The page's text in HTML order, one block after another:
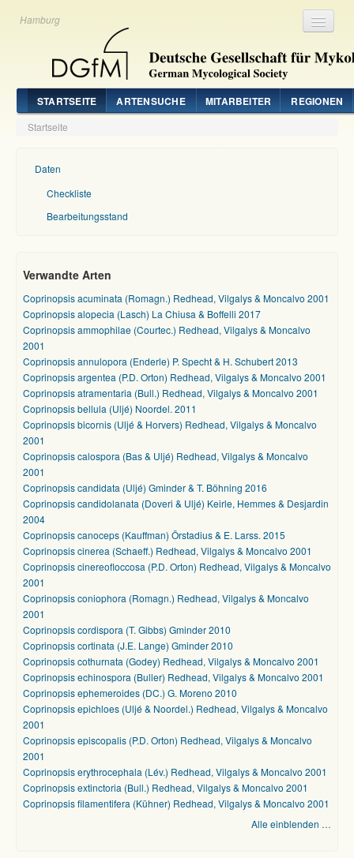
Hamburg
STARTSEITE ARTENSUCHE MITARBEITER REGIONEN
Startseite
Daten
Checkliste
Bearbeitungsstand
Verwandte Arten
Coprinopsis acuminata (Romagn.) Redhead, Vilgalys & Moncalvo 2001
Coprinopsis alopecia (Lasch) La Chiusa & Boffelli 2017
Coprinopsis ammophilae (Courtec.) Redhead, Vilgalys & Moncalvo
2001
Coprinopsis annulopora (Enderle) P. Specht & H. Schubert 2013
Coprinopsis argentea (P.D. Orton) Redhead, Vilgalys & Moncalvo 2001
Coprinopsis atramentaria (Bull.) Redhead, Vilgalys & Moncalvo 2001
Coprinopsis bellula (Uljé) Noordel. 2011
Coprinopsis bicornis (Uljé & Horvers) Redhead, Vilgalys & Moncalvo
2001
Coprinopsis calospora (Bas & Uljé) Redhead, Vilgalys & Moncalvo
2001
Coprinopsis candidata (Uljé) Gminder & T. Böhning 2016
Coprinopsis candidolanata (Doveri & Uljé) Keirle, Hemmes & Desjardin
2004
Coprinopsis canoceps (Kauffman) Örstadius & E. Larss. 2015
Coprinopsis cinerea (Schaeff.) Redhead, Vilgalys & Moncalvo 2001
Coprinopsis cinereofloccosa (P.D. Orton) Redhead, Vilgalys & Moncalvo
2001
Coprinopsis coniophora (Romagn.) Redhead, Vilgalys & Moncalvo
2001
Coprinopsis cordispora (T. Gibbs) Gminder 2010
Coprinopsis cortinata (J.E. Lange) Gminder 2010
Coprinopsis cothurnata (Godey) Redhead, Vilgalys & Moncalvo 2001
Coprinopsis echinospora (Buller) Redhead, Vilgalys & Moncalvo 2001
Coprinopsis ephemeroides (DC.) G. Moreno 2010
Coprinopsis epichloes (Uljé & Noordel.) Redhead, Vilgalys & Moncalvo
2001
Coprinopsis episcopalis (P.D. Orton) Redhead, Vilgalys & Moncalvo
2001
Coprinopsis erythrocephala (Lév.) Redhead, Vilgalys & Moncalvo 2001
Coprinopsis extinctoria (Bull.) Redhead, Vilgalys & Moncalvo 2001
Coprinopsis filamentifera (Kühner) Redhead, Vilgalys & Moncalvo 2001
Alle einblenden …